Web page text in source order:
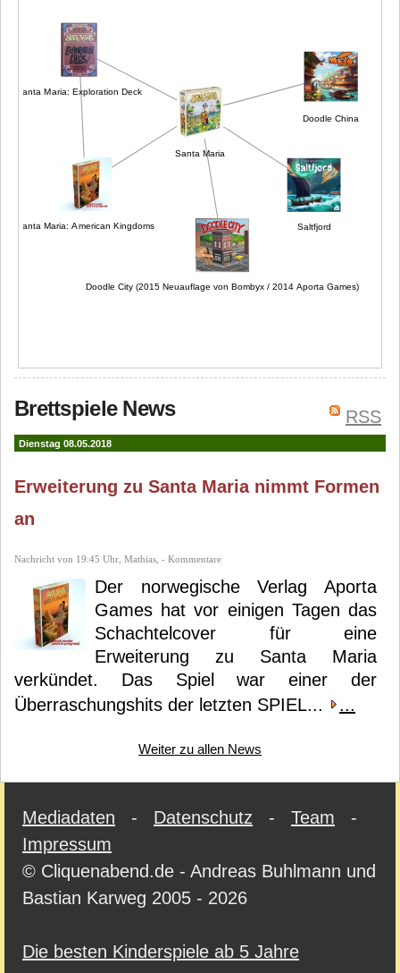
Doodle City (2015 Neuauflage von Bombyx / 2014 Aporta Games)
Doodle China
Santa Maria
Santa Maria: American Kingdoms
Santa Maria: Exploration Deck
Saltfjord
RSS
Brettspiele News
Dienstag 08.05.2018
Erweiterung zu Santa Maria nimmt Formen
an
Nachricht von 19:45 Uhr, Mathias, - Kommentare
Der norwegische Verlag Aporta
Games hat vor einigen Tagen das
Schachtelcover für eine
Erweiterung zu Santa Maria
verkündet. Das Spiel war einer der
Überraschungshits der letzten SPIEL...
...
Weiter zu allen News
Mediadaten - Datenschutz - Team -
Impressum
© Cliquenabend.de - Andreas Buhlmann und
Bastian Karweg 2005 - 2026
Die besten Kinderspiele ab 5 Jahre